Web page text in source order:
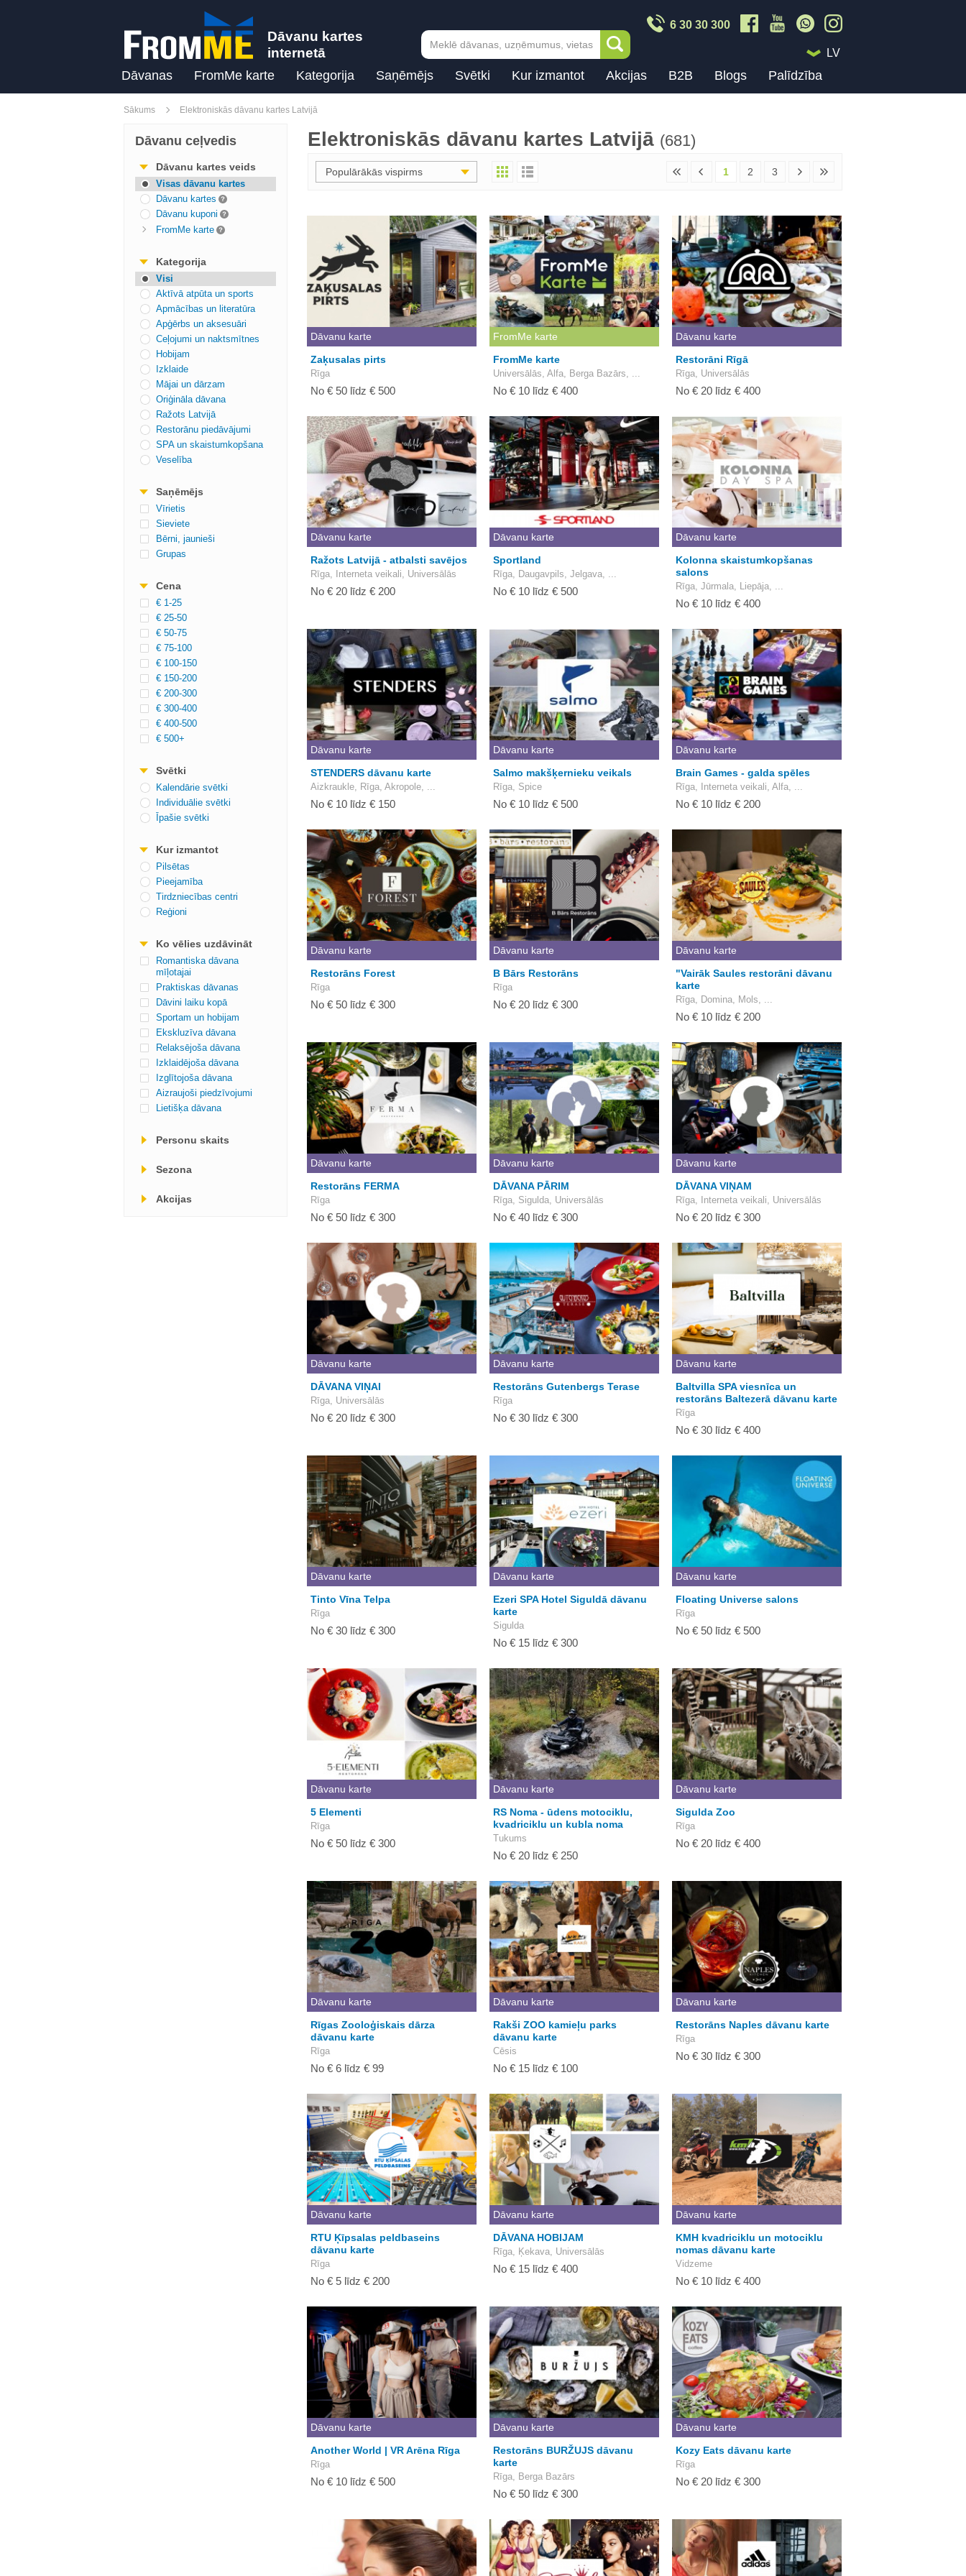
Dāvanu kartes
internetā
6 30 30 300
LV
Dāvanas FromMe karte Kategorija Saņēmējs Svētki Kur izmantot Akcijas B2B Blogs Palīdzība
Sākums Elektroniskās dāvanu kartes Latvijā
Dāvanu ceļvedis
Dāvanu kartes veids
Visas dāvanu kartes
Dāvanu kartes
Dāvanu kuponi
FromMe karte
Kategorija
Visi
Aktīvā atpūta un sports
Apmācības un literatūra
Apģērbs un aksesuāri
Ceļojumi un naktsmītnes
Hobijam
Izklaide
Mājai un dārzam
Oriģināla dāvana
Ražots Latvijā
Restorānu piedāvājumi
SPA un skaistumkopšana
Veselība
Saņēmējs
Vīrietis
Sieviete
Bērni, jaunieši
Grupas
Cena
€ 1-25
€ 25-50
€ 50-75
€ 75-100
€ 100-150
€ 150-200
€ 200-300
€ 300-400
€ 400-500
€ 500+
Svētki
Kalendārie svētki
Individuālie svētki
Īpašie svētki
Kur izmantot
Pilsētas
Pieejamība
Tirdzniecības centri
Reģioni
Ko vēlies uzdāvināt
Romantiska dāvana
mīļotajai
Praktiskas dāvanas
Dāvini laiku kopā
Sportam un hobijam
Ekskluzīva dāvana
Relaksējoša dāvana
Izklaidējoša dāvana
Izglītojoša dāvana
Aizraujoši piedzīvojumi
Lietišķa dāvana
Personu skaits
Sezona
Akcijas
Elektroniskās dāvanu kartes Latvijā (681)
Populārākās vispirms 1 2 3
Dāvanu karte
Zaķusalas pirts
Rīga
No € 50 līdz € 500
FromMe karte
FromMe karte
Universālās, Alfa, Berga Bazārs, ...
No € 10 līdz € 400
Dāvanu karte
Restorāni Rīgā
Rīga, Universālās
No € 20 līdz € 400
Dāvanu karte
Ražots Latvijā - atbalsti savējos
Rīga, Interneta veikali, Universālās
No € 20 līdz € 200
Dāvanu karte
Sportland
Rīga, Daugavpils, Jelgava, ...
No € 10 līdz € 500
Dāvanu karte
Kolonna skaistumkopšanas
salons
Rīga, Jūrmala, Liepāja, ...
No € 10 līdz € 400
Dāvanu karte
STENDERS dāvanu karte
Aizkraukle, Rīga, Akropole, ...
No € 10 līdz € 150
Dāvanu karte
Salmo makšķernieku veikals
Rīga, Spice
No € 10 līdz € 500
Dāvanu karte
Brain Games - galda spēles
Rīga, Interneta veikali, Alfa, ...
No € 10 līdz € 200
Dāvanu karte
Restorāns Forest
Rīga
No € 50 līdz € 300
Dāvanu karte
B Bārs Restorāns
Rīga
No € 20 līdz € 300
Dāvanu karte
"Vairāk Saules restorāni dāvanu
karte
Rīga, Domina, Mols, ...
No € 10 līdz € 200
Dāvanu karte
Restorāns FERMA
Rīga
No € 50 līdz € 300
Dāvanu karte
DĀVANA PĀRIM
Rīga, Sigulda, Universālās
No € 40 līdz € 300
Dāvanu karte
DĀVANA VIŅAM
Rīga, Interneta veikali, Universālās
No € 20 līdz € 300
Dāvanu karte
DĀVANA VIŅAI
Rīga, Universālās
No € 20 līdz € 300
Dāvanu karte
Restorāns Gutenbergs Terase
Rīga
No € 30 līdz € 300
Dāvanu karte
Baltvilla SPA viesnīca un
restorāns Baltezerā dāvanu karte
Rīga
No € 30 līdz € 400
Dāvanu karte
Tinto Vīna Telpa
Rīga
No € 30 līdz € 300
Dāvanu karte
Ezeri SPA Hotel Siguldā dāvanu
karte
Sigulda
No € 15 līdz € 300
Dāvanu karte
Floating Universe salons
Rīga
No € 50 līdz € 500
Dāvanu karte
5 Elementi
Rīga
No € 50 līdz € 300
Dāvanu karte
RS Noma - ūdens motociklu,
kvadriciklu un kubla noma
Tukums
No € 20 līdz € 250
Dāvanu karte
Sigulda Zoo
Rīga
No € 20 līdz € 400
Dāvanu karte
Rīgas Zooloģiskais dārza
dāvanu karte
Rīga
No € 6 līdz € 99
Dāvanu karte
Rakši ZOO kamieļu parks
dāvanu karte
Cēsis
No € 15 līdz € 100
Dāvanu karte
Restorāns Naples dāvanu karte
Rīga
No € 30 līdz € 300
Dāvanu karte
RTU Ķīpsalas peldbaseins
dāvanu karte
Rīga
No € 5 līdz € 200
Dāvanu karte
DĀVANA HOBIJAM
Rīga, Ķekava, Universālās
No € 15 līdz € 400
Dāvanu karte
KMH kvadriciklu un motociklu
nomas dāvanu karte
Vidzeme
No € 10 līdz € 400
Dāvanu karte
Another World | VR Arēna Rīga
Rīga
No € 10 līdz € 500
Dāvanu karte
Restorāns BURŽUJS dāvanu
karte
Rīga, Berga Bazārs
No € 50 līdz € 300
Dāvanu karte
Kozy Eats dāvanu karte
Rīga
No € 20 līdz € 300